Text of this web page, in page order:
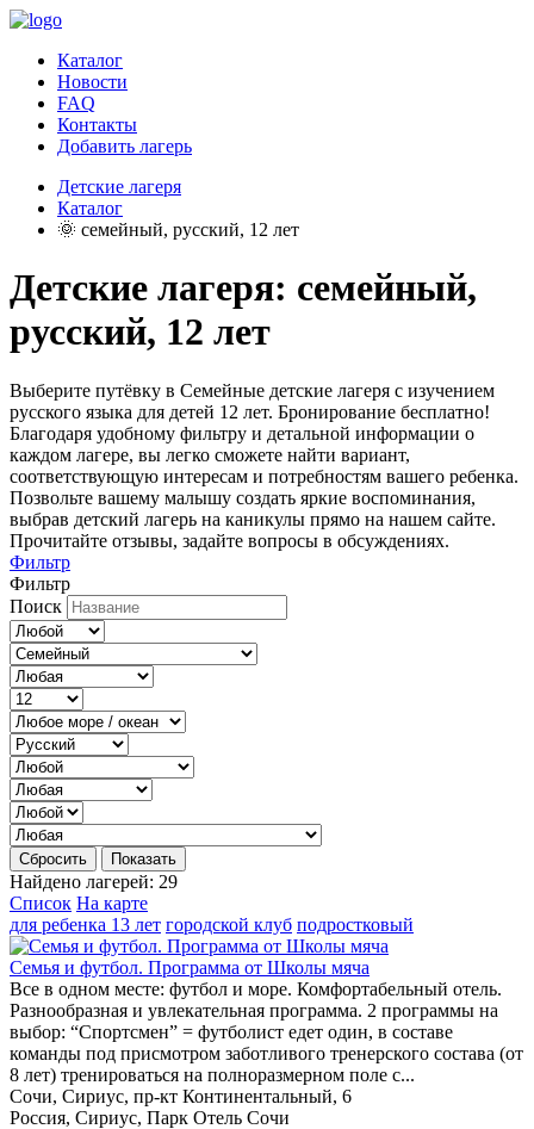
Каталог
Новости
FAQ
Контакты
Добавить лагерь
Детские лагеря
Каталог
🌞 семейный, русский, 12 лет
Детские лагеря: семейный,
русский, 12 лет
Выберите путёвку в Семейные детские лагеря с изучением
русского языка для детей 12 лет. Бронирование бесплатно!
Благодаря удобному фильтру и детальной информации о
каждом лагере, вы легко сможете найти вариант,
соответствующую интересам и потребностям вашего ребенка.
Позвольте вашему малышу создать яркие воспоминания,
выбрав детский лагерь на каникулы прямо на нашем сайте.
Прочитайте отзывы, задайте вопросы в обсуждениях.
Фильтр
Фильтр
Поиск
Сбросить Показать
Найдено лагерей: 29
Список На карте
для ребенка 13 лет городской клуб подростковый
Семья и футбол. Программа от Школы мяча
Все в одном месте: футбол и море. Комфортабельный отель.
Разнообразная и увлекательная программа. 2 программы на
выбор: “Спортсмен” = футболист едет один, в составе
команды под присмотром заботливого тренерского состава (от
8 лет) тренироваться на полноразмерном поле с...
Сочи, Сириус, пр-кт Континентальный, 6
Россия, Сириус, Парк Отель Сочи